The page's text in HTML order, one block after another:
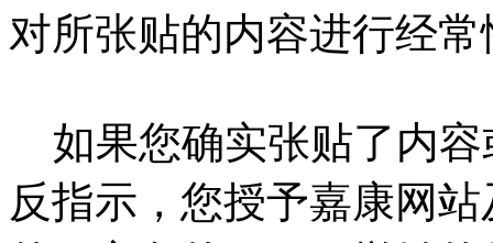
对所张贴的内容进行经
如果您确实张贴了内容
反指示，您授予嘉康网